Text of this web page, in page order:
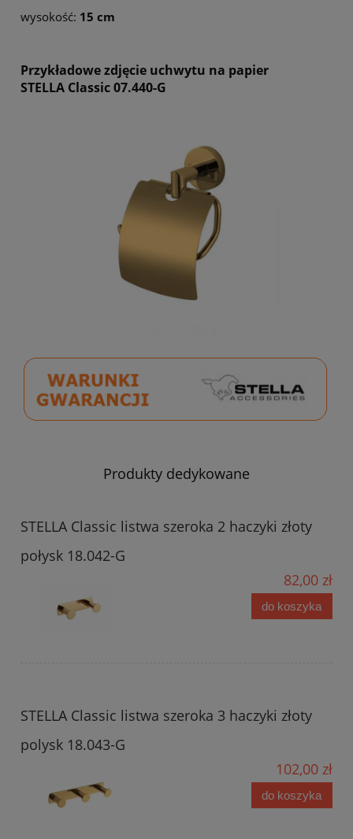
wysokość: 15 cm
Przykładowe zdjęcie uchwytu na papier
STELLA Classic 07.440-G
Produkty dedykowane
STELLA Classic listwa szeroka 2 haczyki złoty
połysk 18.042-G
82,00 zł
do koszyka
STELLA Classic listwa szeroka 3 haczyki złoty
polysk 18.043-G
102,00 zł
do koszyka